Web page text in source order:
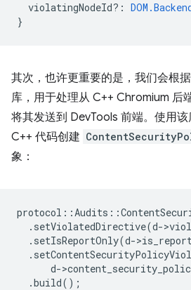
violatingNodeId? :
}
其次，也许更重要的是，我们会根
库，用于处理从 C++ Chromium 后
将其发送到 DevTools 前端。使用
C++ 代码创建
象：
protocol ::Audits ::
. setViolatedDirective(d->
. setIsReportOnly(d->
.
d->
.build();